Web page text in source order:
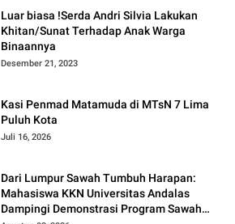
Luar biasa !Serda Andri Silvia Lakukan
Khitan/Sunat Terhadap Anak Warga
Binaannya
Desember 21, 2023
Kasi Penmad Matamuda di MTsN 7 Lima
Puluh Kota
Juli 16, 2026
Dari Lumpur Sawah Tumbuh Harapan:
Mahasiswa KKN Universitas Andalas
Dampingi Demonstrasi Program Sawah